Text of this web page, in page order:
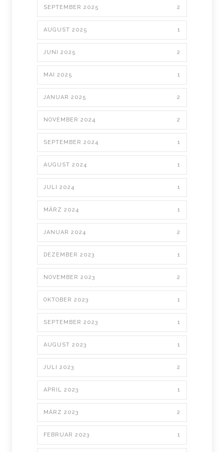
SEPTEMBER 2025 2
AUGUST 2025 1
JUNI 2025 2
MAI 2025 1
JANUAR 2025 2
NOVEMBER 2024 2
SEPTEMBER 2024 1
AUGUST 2024 1
JULI 2024 1
MÄRZ 2024 1
JANUAR 2024 2
DEZEMBER 2023 1
NOVEMBER 2023 2
OKTOBER 2023 1
SEPTEMBER 2023 1
AUGUST 2023 1
JULI 2023 2
APRIL 2023 1
MÄRZ 2023 2
FEBRUAR 2023 1